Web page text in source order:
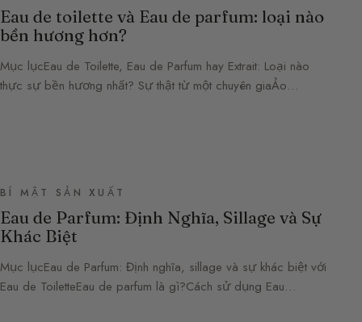
Eau de toilette và Eau de parfum: loại nào
bền hương hơn?
Mục lụcEau de Toilette, Eau de Parfum hay Extrait: Loại nào
thực sự bền hương nhất? Sự thật từ một chuyên giaẢo…
BÍ MẬT SẢN XUẤT
Eau de Parfum: Định Nghĩa, Sillage và Sự
Khác Biệt
Mục lụcEau de Parfum: Định nghĩa, sillage và sự khác biệt với
Eau de ToiletteEau de parfum là gì?Cách sử dụng Eau…